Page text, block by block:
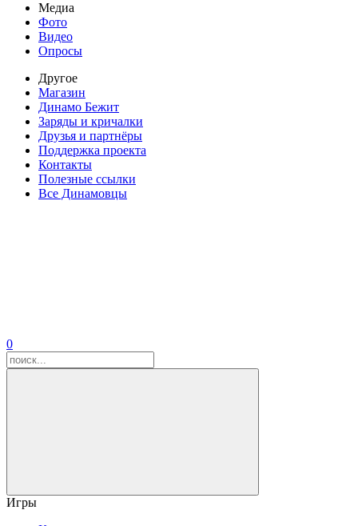
Медиа
Фото
Видео
Опросы
Другое
Магазин
Динамо Бежит
Заряды и кричалки
Друзья и партнёры
Поддержка проекта
Контакты
Полезные ссылки
Все Динамовцы
0
Игры